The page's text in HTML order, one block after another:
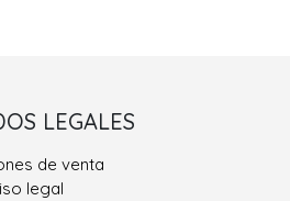
LEGALES
de venta
legal